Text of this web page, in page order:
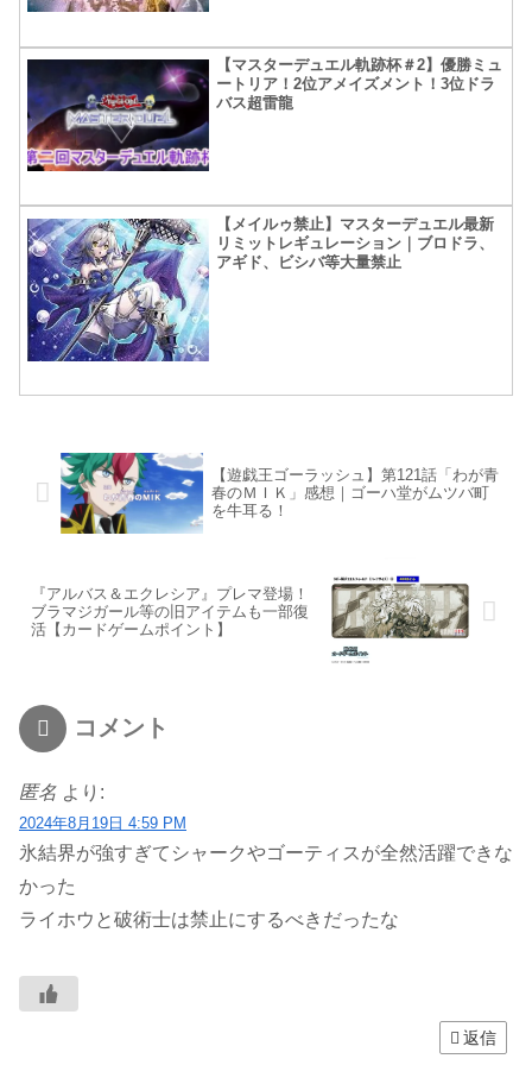
【マスターデュエル軌跡杯＃2】優勝ミュ
ートリア！2位アメイズメント！3位ドラ
バス超雷龍
【メイルゥ禁止】マスターデュエル最新
リミットレギュレーション｜ブロドラ、
アギド、ビシバ等大量禁止
【遊戯王ゴーラッシュ】第121話「わが青
春のＭＩＫ」感想｜ゴーハ堂がムツバ町
を牛耳る！
『アルバス＆エクレシア』プレマ登場！
ブラマジガール等の旧アイテムも一部復
活【カードゲームポイント】
コメント
匿名 より:
2024年8月19日 4:59 PM
氷結界が強すぎてシャークやゴーティスが全然活躍できな
かった
ライホウと破術士は禁止にするべきだったな
返信